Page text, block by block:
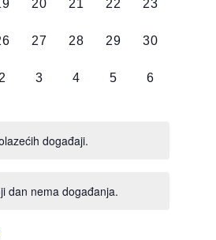
20 21 22 23
0
27
0
28
0
29
0
30
0
2
0
3
0
4
0
5
0
6
događaji.
dan nema događanja.